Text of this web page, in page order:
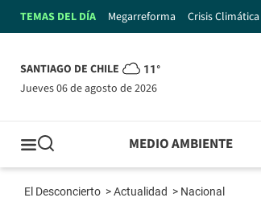
TEMAS DEL DÍA Megarreforma Crisis Climática
SANTIAGO DE CHILE 11°
jueves 06 de agosto de 2026
MEDIO AMBIENTE
El Desconcierto >Actualidad > Nacional